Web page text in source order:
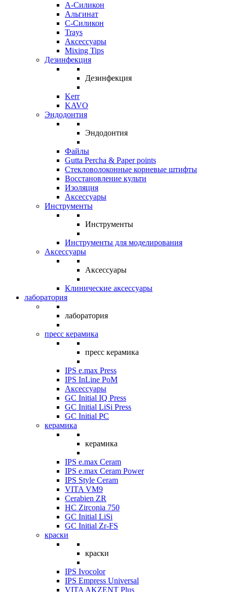
A-Силикон
Альгинат
C-Силикон
Trays
Аксессуары
Mixing Tips
Дезинфекция
Дезинфекция
Kerr
KAVO
Эндодонтия
Эндодонтия
Файлы
Gutta Percha & Paper points
Стекловолоконные корневые штифты
Восстановление культи
Изоляция
Аксессуары
Инструменты
Инструменты
Инструменты для моделирования
Аксессуары
Аксессуары
Клинические аксессуары
лаборатория
лаборатория
пресс керамика
пресс керамика
IPS e.max Press
IPS InLine PoM
Аксессуары
GC Initial IQ Press
GC Initial LiSi Press
GC Initial PC
керамика
керамика
IPS e.max Ceram
IPS e.max Ceram Power
IPS Style Ceram
VITA VM9
Cerabien ZR
HC Zirconia 750
GC Initial LiSi
GC Initial Zr-FS
краски
краски
IPS Ivocolor
IPS Empress Universal
VITA AKZENT Plus